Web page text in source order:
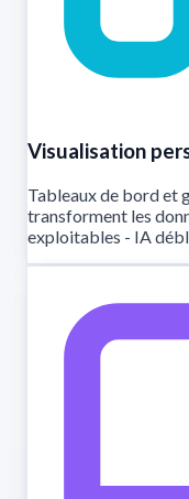
Visualisation
Tableaux de bord et
transforment les
exploitables - IA